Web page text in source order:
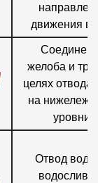
движения
желоба и
целях отвода
на
уровни.
Отвод воды